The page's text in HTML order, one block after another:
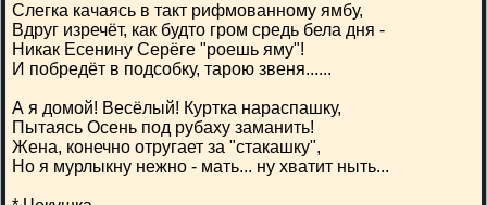
Слегка качаясь в такт рифмованному ямбу,
Вдруг изречёт, как будто гром средь бела дня -
Никак Есенину Серёге "роешь яму"!
И побредёт в подсобку, тарою звеня......
А я домой! Весёлый! Куртка нараспашку,
Пытаясь Осень под рубаху заманить!
Жена, конечно отругает за "стакашку",
Но я мурлыкну нежно - мать... ну хватит ныть...